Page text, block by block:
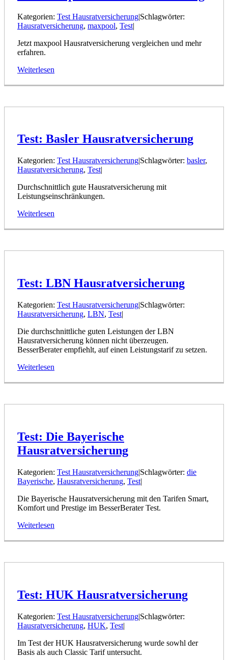
Kategorien: Test Hausratversicherung|Schlagwörter:
Hausratversicherung, maxpool, Test|
Jetzt maxpool Hausratversicherung vergleichen und mehr
erfahren.
Weiterlesen
Test: Basler Hausratversicherung
Kategorien: Test Hausratversicherung|Schlagwörter: basler,
Hausratversicherung, Test|
Durchschnittlich gute Hausratversicherung mit
Leistungseinschränkungen.
Weiterlesen
Test: LBN Hausratversicherung
Kategorien: Test Hausratversicherung|Schlagwörter:
Hausratversicherung, LBN, Test|
Die durchschnittliche guten Leistungen der LBN
Hausratversicherung können nicht überzeugen.
BesserBerater empfiehlt, auf einen Leistungstarif zu setzen.
Weiterlesen
Test: Die Bayerische
Hausratversicherung
Kategorien: Test Hausratversicherung|Schlagwörter: die
Bayerische, Hausratversicherung, Test|
Die Bayerische Hausratversicherung mit den Tarifen Smart,
Komfort und Prestige im BesserBerater Test.
Weiterlesen
Test: HUK Hausratversicherung
Kategorien: Test Hausratversicherung|Schlagwörter:
Hausratversicherung, HUK, Test|
Im Test der HUK Hausratversicherung wurde sowhl der
Basis als auch Classic Tarif untersucht.